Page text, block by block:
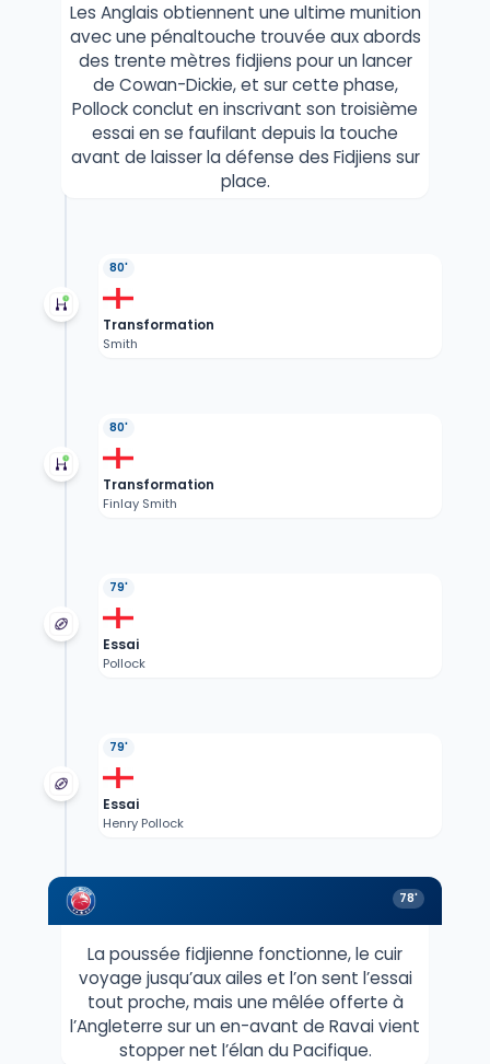
Les Anglais obtiennent une ultime munition
avec une pénaltouche trouvée aux abords
des trente mètres fidjiens pour un lancer
de Cowan-Dickie, et sur cette phase,
Pollock conclut en inscrivant son troisième
essai en se faufilant depuis la touche
avant de laisser la défense des Fidjiens sur
place.
80'
Transformation
Smith
80'
Transformation
Finlay Smith
79'
Essai
Pollock
79'
Essai
Henry Pollock
78'
La poussée fidjienne fonctionne, le cuir
voyage jusqu’aux ailes et l’on sent l’essai
tout proche, mais une mêlée offerte à
l’Angleterre sur un en-avant de Ravai vient
stopper net l’élan du Pacifique.